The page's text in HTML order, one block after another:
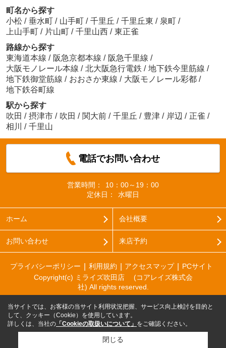
町名から探す
小松 / 垂水町 / 山手町 / 千里丘 / 千里丘東 / 泉町 /
上山手町 / 片山町 / 千里山西 / 東正雀
路線から探す
東海道本線 / 阪急京都本線 / 阪急千里線 /
大阪モノレール本線 / 北大阪急行電鉄 / 地下鉄今里筋線 /
地下鉄御堂筋線 / おおさか東線 / 大阪モノレール彩都 /
地下鉄谷町線
駅から探す
吹田 / 摂津市 / 吹田 / 関大前 / 千里丘 / 豊津 / 岸辺 / 正雀 /
相川 / 千里山
電話でお問い合わせ
営業時間：
10：00～19：00
定休日：
水曜日
ホーム 会社概要
お問い合わせ 来店予約
プライバシーポリシー 利用規約 アクセスマップ
PCサイト
Copyright(c) ミライズ吹田店 (コアレイズ株式会
社) All rights reserved.
当サイトでは、お客様の当サイト利用状況把握、サービス向上検討を目的と
して、クッキー（Cookie）を使用しています。
詳しくは、当社の 「Cookieの取扱いについて」 をご確認ください。
閉じる